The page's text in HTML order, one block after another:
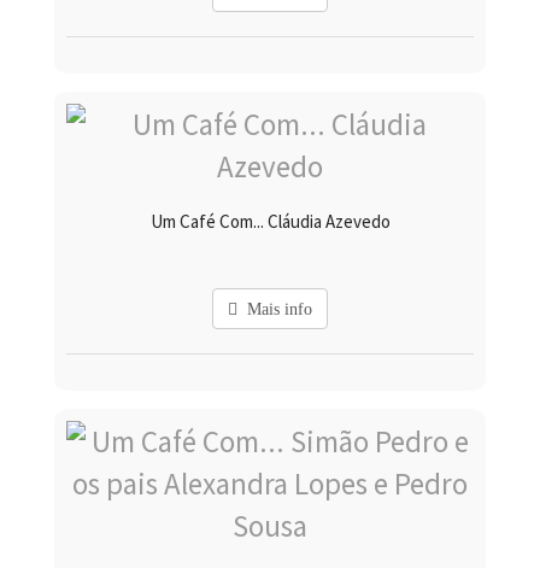
Um Café Com... Cláudia Azevedo
Mais info